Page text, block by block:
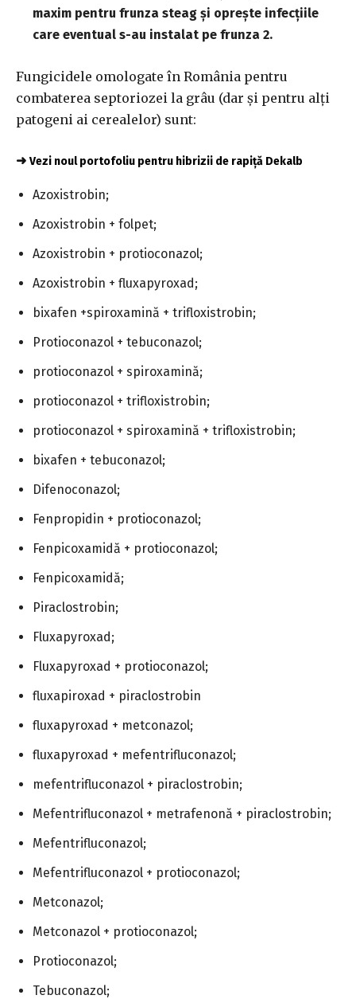
maxim pentru frunza steag și oprește infecțiile
care eventual s-au instalat pe frunza 2.
Fungicidele omologate în România pentru
combaterea septoriozei la grâu (dar și pentru alți
patogeni ai cerealelor) sunt:
➜ Vezi noul portofoliu pentru hibrizii de rapiță Dekalb
Azoxistrobin;
Azoxistrobin + folpet;
Azoxistrobin + protioconazol;
Azoxistrobin + fluxapyroxad;
bixafen +spiroxamină + trifloxistrobin;
Protioconazol + tebuconazol;
protioconazol + spiroxamină;
protioconazol + trifloxistrobin;
protioconazol + spiroxamină + trifloxistrobin;
bixafen + tebuconazol;
Difenoconazol;
Fenpropidin + protioconazol;
Fenpicoxamidă + protioconazol;
Fenpicoxamidă;
Piraclostrobin;
Fluxapyroxad;
Fluxapyroxad + protioconazol;
fluxapiroxad + piraclostrobin
fluxapyroxad + metconazol;
fluxapyroxad + mefentrifluconazol;
mefentrifluconazol + piraclostrobin;
Mefentrifluconazol + metrafenonă + piraclostrobin;
Mefentrifluconazol;
Mefentrifluconazol + protioconazol;
Metconazol;
Metconazol + protioconazol;
Protioconazol;
Tebuconazol;